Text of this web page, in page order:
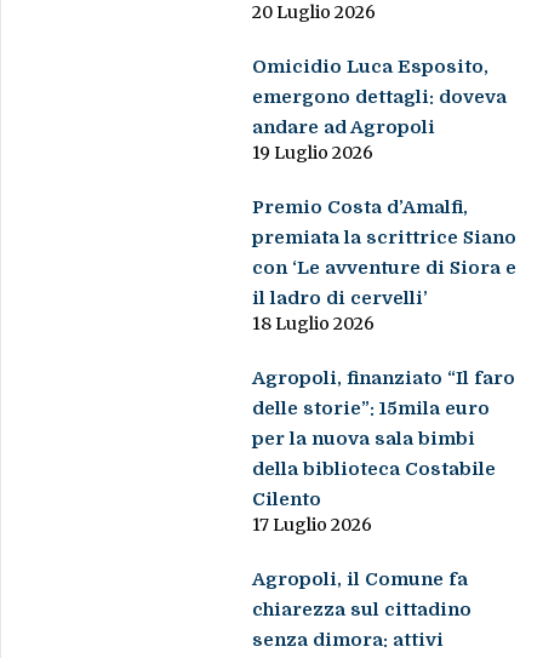
20 Luglio 2026
Omicidio Luca Esposito,
emergono dettagli: doveva
andare ad Agropoli
19 Luglio 2026
Premio Costa d’Amalfi,
premiata la scrittrice Siano
con ‘Le avventure di Siora e
il ladro di cervelli’
18 Luglio 2026
Agropoli, finanziato “Il faro
delle storie”: 15mila euro
per la nuova sala bimbi
della biblioteca Costabile
Cilento
17 Luglio 2026
Agropoli, il Comune fa
chiarezza sul cittadino
senza dimora: attivi